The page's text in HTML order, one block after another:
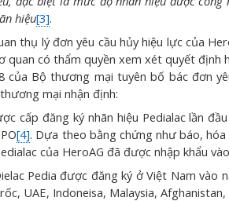
hiệu[3].
lý đơn yêu cầu hủy hiệu lực của
quan có thẩm quyền xem xét quyết định
của Bộ thương mại tuyên bố bác đơn
mại nhận định:
đăng ký nhãn hiệu Pedialac lần đầu
[4]. Dựa theo bằng chứng như báo,
của HeroAG đã được nhập khẩu
Pedia được đăng ký ở Việt Nam vào
UAE, Indoneisa, Malaysia,